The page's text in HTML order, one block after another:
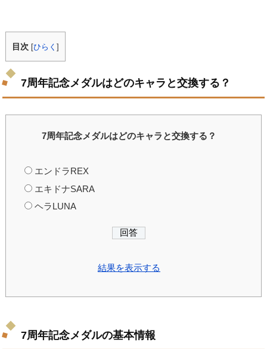
目次 [ひらく]
7周年記念メダルはどのキャラと交換する？
7周年記念メダルはどのキャラと交換する？
エンドラREX
エキドナSARA
ヘラLUNA
結果を表示する
7周年記念メダルの基本情報